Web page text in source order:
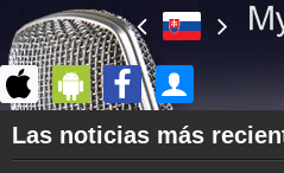
Página principal
myradioenvivo.mx